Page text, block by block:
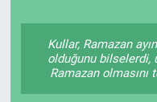
Kullar, Ramazan
olduğunu bilselerdi,
Ramazan
Bilecik